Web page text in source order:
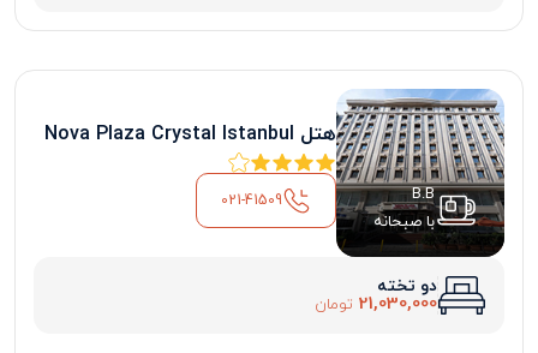
B.B
با صبحانه
هتل Nova Plaza Crystal Istanbul
021-41509
دو تخته
21,030,000 تومان